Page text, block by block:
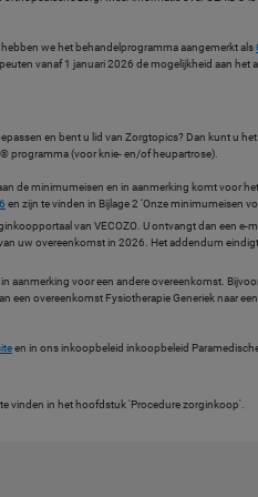
we het behandelprogramma aangemerkt als
vanaf 1 januari 2026 de mogelijkheid aan het
en bent u lid van Zorgtopics? Dan kunt u
programma (voor knie- en/of heupartrose).
de minimumeisen en in aanmerking komt voor
en zijn te vinden in Bijlage 2 ‘Onze minimumeisen
van VECOZO. U ontvangt dan een e-
uw overeenkomst in 2026. Het addendum
aanmerking voor een andere overeenkomst.
een overeenkomst Fysiotherapie Generiek naar
en in ons inkoopbeleid inkoopbeleid
vinden in het hoofdstuk 'Procedure zorginkoop'.